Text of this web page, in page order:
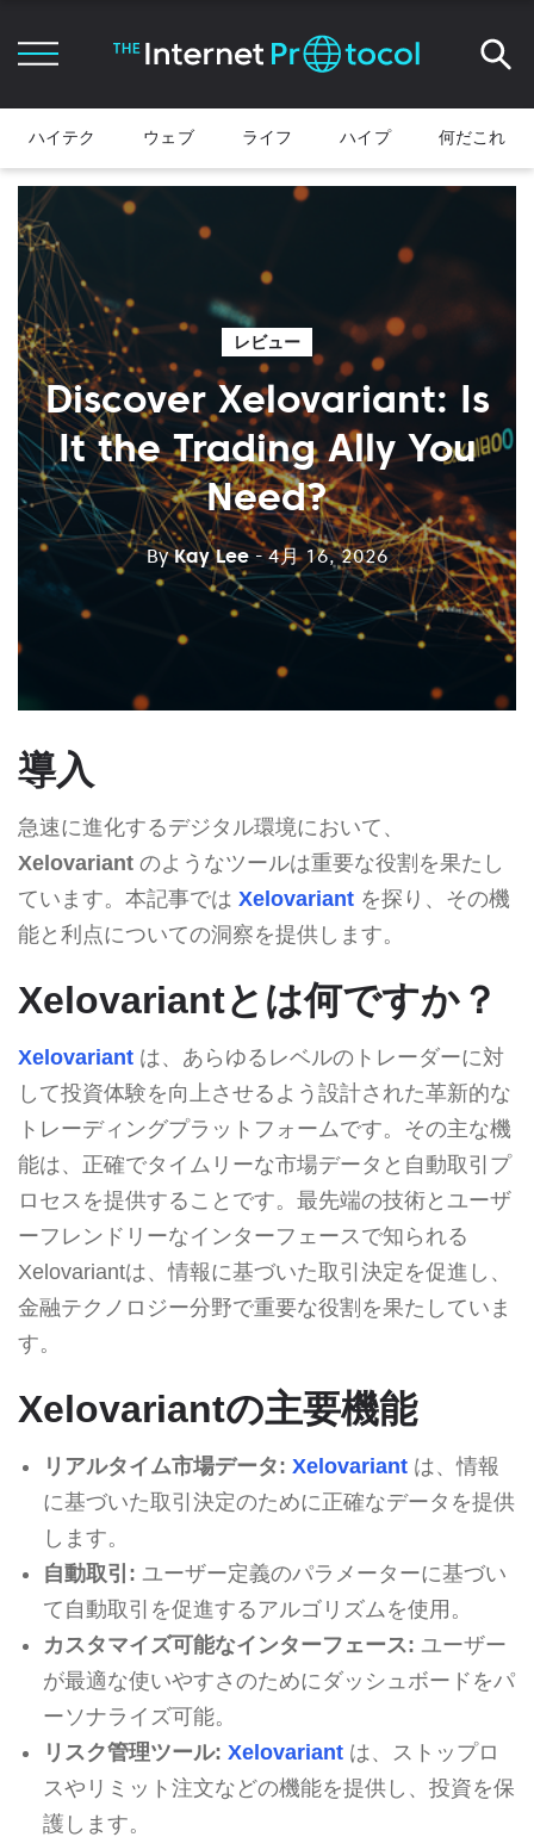
ハイテク ウェブ ライフ ハイプ 何だこれ
レビュー
Discover Xelovariant: Is
It the Trading Ally You
Need?
ByKay Lee - 4月 16, 2026
導入
急速に進化するデジタル環境において、
Xelovariant のようなツールは重要な役割を果たし
ています。本記事では Xelovariant を探り、その機
能と利点についての洞察を提供します。
Xelovariantとは何ですか？
Xelovariant は、あらゆるレベルのトレーダーに対
して投資体験を向上させるよう設計された革新的な
トレーディングプラットフォームです。その主な機
能は、正確でタイムリーな市場データと自動取引プ
ロセスを提供することです。最先端の技術とユーザ
ーフレンドリーなインターフェースで知られる
Xelovariantは、情報に基づいた取引決定を促進し、
金融テクノロジー分野で重要な役割を果たしていま
す。
Xelovariantの主要機能
リアルタイム市場データ: Xelovariantは、情報
に基づいた取引決定のために正確なデータを提供
します。
自動取引: ユーザー定義のパラメーターに基づい
て自動取引を促進するアルゴリズムを使用。
カスタマイズ可能なインターフェース: ユーザー
が最適な使いやすさのためにダッシュボードをパ
ーソナライズ可能。
リスク管理ツール: Xelovariantは、ストップロ
スやリミット注文などの機能を提供し、投資を保
護します。